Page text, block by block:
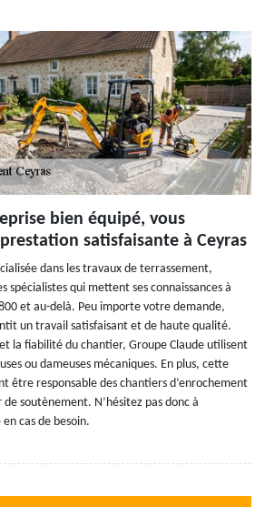
bien équipé, vous
satisfaisante à Ceyras
dans les travaux de terrassement,
spécialistes qui mettent ses connaissances à
et au-delà. Peu importe votre demande,
un travail satisfaisant et de haute qualité.
la fiabilité du chantier, Groupe Claude utilisent
ou dameuses mécaniques. En plus, cette
être responsable des chantiers d’enrochement
soutènement. N’hésitez pas donc à
cas de besoin.